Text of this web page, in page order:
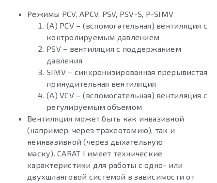
Режимы PCV, APCV, PSV, PSV-S, P-SIMV
(A) PCV – (вспомогательная) вентиляция с
контролируемым давлением
PSV – вентиляция с поддержанием
давления
SIMV – синхронизированная прерывистая
принудительная вентиляция
(A) VCV – (вспомогательная) вентиляция с
регулируемым объемом
Вентиляция может быть как инвазивной
(например, через трахеотомию), так и
неинвазивной (через дыхательную
маску). CARAT I имеет технические
характеристики для работы с одно- или
двухшланговой системой в зависимости от